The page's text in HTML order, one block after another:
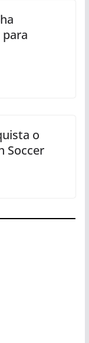
o
Soccer